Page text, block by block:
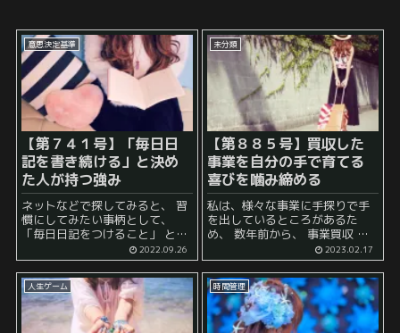
意思決定基準
【第７４１号】「毎日日
記を書き続ける」と決め
た人が持つ強み
ネットなどで探してみると、 習
慣にしてみたい事柄として、
「毎日日記をつけること」 とい
うのは多くの場合上位に位置し
ています。 それほど、日記をつ
けるということそのものに対す
る関心があるのかもしれませ
ん。 紙...
2022.09.26
未分類
【第８８５号】買収した
事業を自分の手で育てる
喜びを噛み締める
私は、様々な事業に手探りで手
を出しているところがあるた
め、 数年前から、 事業買収 に
も手を出しています。 これは、
世間受けするように、かっこよ
く言うと、 M&A というやつで
すね。 実は...
2023.02.17
人生ゲーム 時間管理